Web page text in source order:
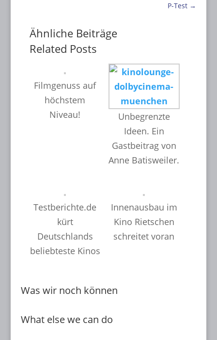
P-Test →
Ähnliche Beiträge
Related Posts
Filmgenuss auf
höchstem
Niveau!
Unbegrenzte
Ideen. Ein
Gastbeitrag von
Anne Batisweiler.
Testberichte.de
kürt
Deutschlands
beliebteste Kinos
Innenausbau im
Kino Rietschen
schreitet voran
Was wir noch können
What else we can do